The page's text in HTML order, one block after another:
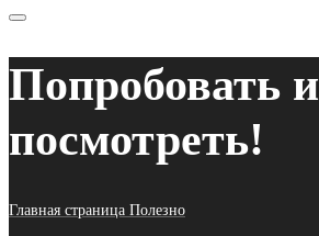
Попробовать и
посмотреть!
Главная страница Полезно